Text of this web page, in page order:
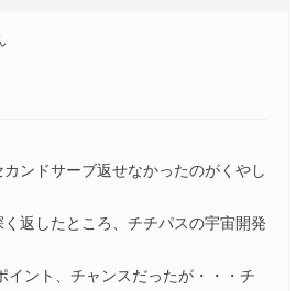
ンドサーブ返せなかったのがくやし
返したところ、チチパスの宇宙開発
イント、チャンスだったが・・・チ